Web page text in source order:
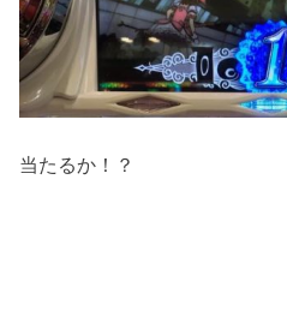
当たるか！？